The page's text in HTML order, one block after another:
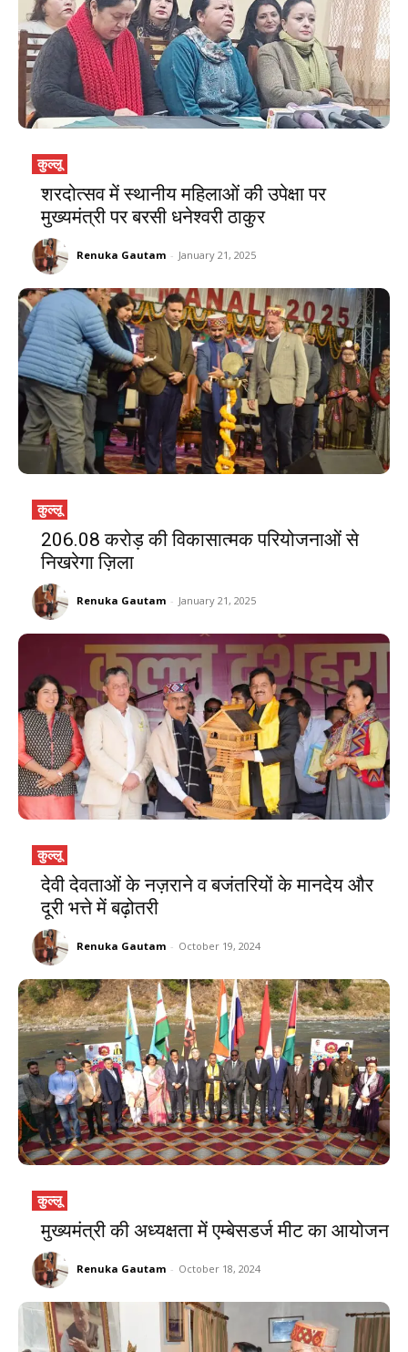
कुल्लू
शरदोत्सव में स्थानीय महिलाओं की उपेक्षा पर
मुख्यमंत्री पर बरसी धनेश्वरी ठाकुर
Renuka Gautam - January 21, 2025
कुल्लू
₹206.08 करोड़ की विकासात्मक परियोजनाओं से
निखरेगा ज़िला
Renuka Gautam - January 21, 2025
कुल्लू
देवी देवताओं के नज़राने व बजंतरियों के मानदेय और
दूरी भत्ते में बढ़ोतरी
Renuka Gautam - October 19, 2024
कुल्लू
मुख्यमंत्री की अध्यक्षता में एम्बेसडर्ज मीट का आयोजन
Renuka Gautam - October 18, 2024